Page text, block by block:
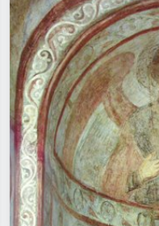
impresszionizmus, Hokusai-
akt.